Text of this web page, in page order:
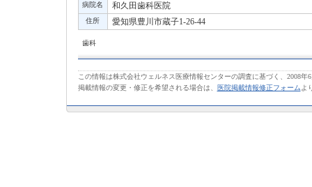
病院名 和久田歯科医院
住所 愛知県豊川市蔵子1-26-44
歯科
この情報は株式会社ウェルネス医療情報センターの調査に基づく、2008年
掲載情報の変更・修正を希望される場合は、
医院掲載情報修正フォーム よ